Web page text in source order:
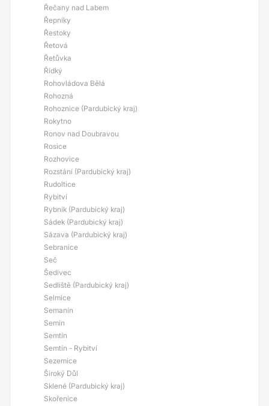
Řečany nad Labem
Řepníky
Řestoky
Řetová
Řetůvka
Řídký
Rohovládova Bělá
Rohozná
Rohoznice (Pardubický kraj)
Rokytno
Ronov nad Doubravou
Rosice
Rozhovice
Rozstání (Pardubický kraj)
Rudoltice
Rybitví
Rybník (Pardubický kraj)
Sádek (Pardubický kraj)
Sázava (Pardubický kraj)
Sebranice
Seč
Šedivec
Sedliště (Pardubický kraj)
Selmice
Semanín
Semín
Semtín
Semtín - Rybitví
Sezemice
Široký Důl
Sklené (Pardubický kraj)
Skořenice